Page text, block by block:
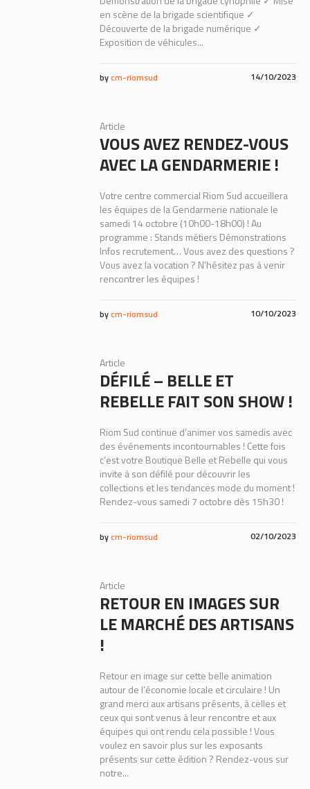
en scène de la brigade scientifique ✓
Découverte de la brigade numérique ✓
Exposition de véhicules...
14/10/2023
bycm-riomsud
Article
VOUS AVEZ RENDEZ-VOUS
AVEC LA GENDARMERIE !
Votre centre commercial Riom Sud accueillera
les équipes de la Gendarmerie nationale le
samedi 14 octobre (10h00-18h00) ! Au
programme : Stands métiers Démonstrations
Infos recrutement… Vous avez des questions ?
Vous avez la vocation ? N’hésitez pas à venir
rencontrer les équipes !
10/10/2023
bycm-riomsud
Article
DÉFILÉ – BELLE ET
REBELLE FAIT SON SHOW !
Riom Sud continue d’animer vos samedis avec
des événements incontournables ! Cette fois
c’est votre Boutique Belle et Rebelle qui vous
invite à son défilé pour découvrir les
collections et les tendances mode du moment !
Rendez-vous samedi 7 octobre dès 15h30 !
02/10/2023
bycm-riomsud
Article
RETOUR EN IMAGES SUR
LE MARCHÉ DES ARTISANS
!
Retour en image sur cette belle animation
autour de l’économie locale et circulaire ! Un
grand merci aux artisans présents, à celles et
ceux qui sont venus à leur rencontre et aux
équipes qui ont rendu cela possible ! Vous
voulez en savoir plus sur les exposants
présents sur cette édition ? Rendez-vous sur
notre...